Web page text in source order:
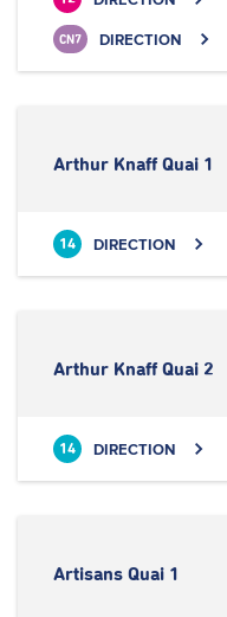
CN7 DIRECTION
Arthur Knaff Quai 1
14 DIRECTION
Arthur Knaff Quai 2
14 DIRECTION
Artisans Quai 1